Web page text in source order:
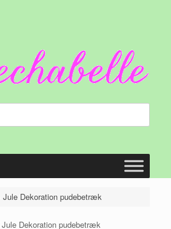
Jule Dekoration pudebetræk
Dekoration pudebetræk